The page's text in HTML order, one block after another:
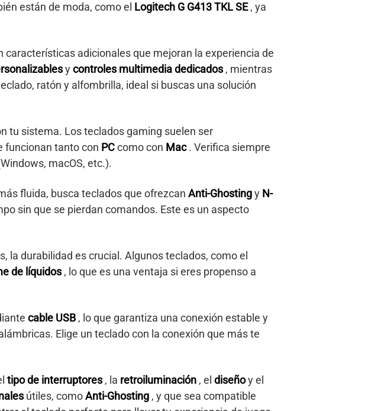
están de moda, como el Logitech G G413 TKL SE, ya
características adicionales que mejoran la experiencia de
ycontroles multimedia dedicados, mientras
ratón y alfombrilla, ideal si buscas una solución
tu sistema. Los teclados gaming suelen ser
funcionan tanto con PCcomo con Mac. Verifica siempre
macOS, etc.).
fluida, busca teclados que ofrezcan Anti-Ghostingy N-
sin que se pierdan comandos. Este es un aspecto
la durabilidad es crucial. Algunos teclados, como el
de líquidos, lo que es una ventaja si eres propenso a
cable USB , lo que garantiza una conexión estable y
Elige un teclado con la conexión que más te
tipo de interruptores, la retroiluminación , el diseñoy el
útiles, comoAnti-Ghosting , y que sea compatible